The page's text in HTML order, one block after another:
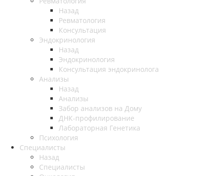
Назад
Ревматология
Консультация
Эндокринология
Назад
Эндокринология
Консультация эндокринолога
Анализы
Назад
Анализы
Забор анализов на Дому
ДНК-профилирование
Лабораторная Генетика
Психология
Специалисты
Назад
Специалисты